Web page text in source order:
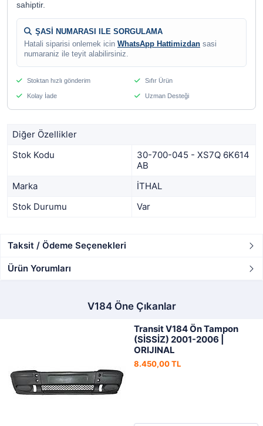
sahiptir.
ŞASİ NUMARASI ILE SORGULAMA
Hatali siparisi onlemek icin WhatsApp Hattimizdan sasi
numaraniz ile teyit alabilirsiniz.
Stoktan hızlı gönderim Sıfır Ürün
Kolay İade Uzman Desteği
Diğer Özellikler
Stok Kodu
30-700-045 - XS7Q 6K614
AB
Marka
İTHAL
Stok Durumu
Var
Taksit / Ödeme Seçenekleri
Ürün Yorumları
V184 Öne Çıkanlar
Transit V184 Ön Tampon
(SİSSİZ) 2001-2006 |
ORIJINAL
8.450,00 TL